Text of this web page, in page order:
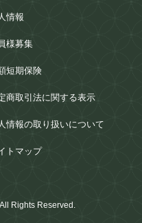
情報
様募集
短期保険
商取引法に関する表示
情報の取り扱いについて
トマップ
Rights Reserved.